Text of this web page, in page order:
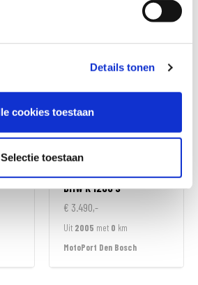
Details tonen
cookies toestaan
Selectie toestaan
MotoPort Hillegom
BMWK 1200 S
€ 3.490,-
Uit 2005 met 0 km
MotoPort Den Bosch